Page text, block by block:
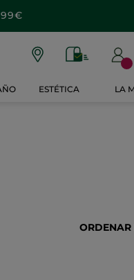
ESTÉTICA LA
ORDENAR